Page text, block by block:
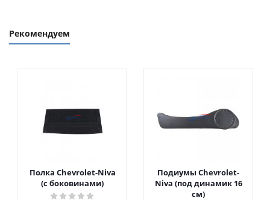
Рекомендуем
Полка Chevrolet-Niva
(с боковинами)
Подиумы Chevrolet-
Niva (под динамик 16
см)